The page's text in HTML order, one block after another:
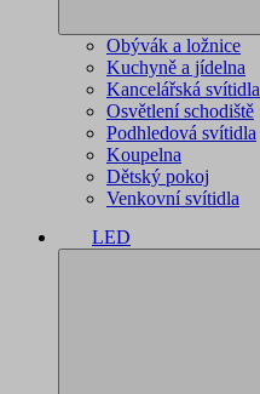
Obývák a ložnice
Kuchyně a jídelna
Kancelářská svítidla
Osvětlení schodiště
Podhledová svítidla
Koupelna
Dětský pokoj
Venkovní svítidla
LED